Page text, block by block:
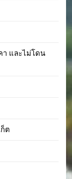
า และไม่โดน
ต